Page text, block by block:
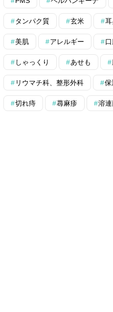
タンパク質 玄米
美肌 アレルギー
しゃっくり あせも
リウマチ科、整形外科 保
切れ痔 蕁麻疹 溶